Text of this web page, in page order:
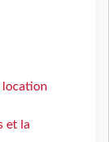
location
et la